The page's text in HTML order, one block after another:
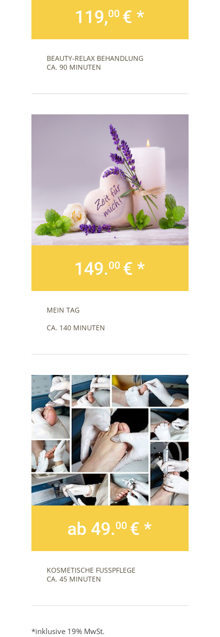
119,00 € *
BEAUTY-RELAX BEHANDLUNG
CA. 90 MINUTEN
149.00 € *
MEIN TAG
CA. 140 MINUTEN
ab 49.00 € *
KOSMETISCHE FUSSPFLEGE
CA. 45 MINUTEN
*inklusive 19% MwSt.